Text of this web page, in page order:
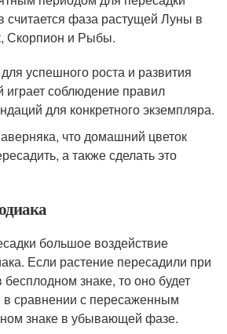
считается фаза растущей Луны в
Скорпион и Рыбы.
успешного роста и развития
играет соблюдение правил
для конкретного экземпляра.
что домашний цветок
а также сделать это
большое воздействие
Если растение пересадили при
знаке, то оно будет
в сравнении с пересаженным
знаке в убывающей фазе.